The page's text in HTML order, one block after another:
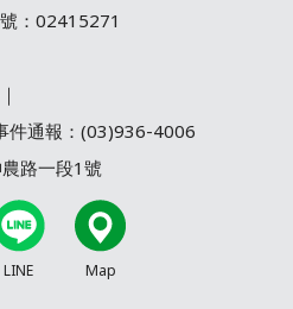
：02415271
件通報：(03)936-4006
路一段1號
LINE Map